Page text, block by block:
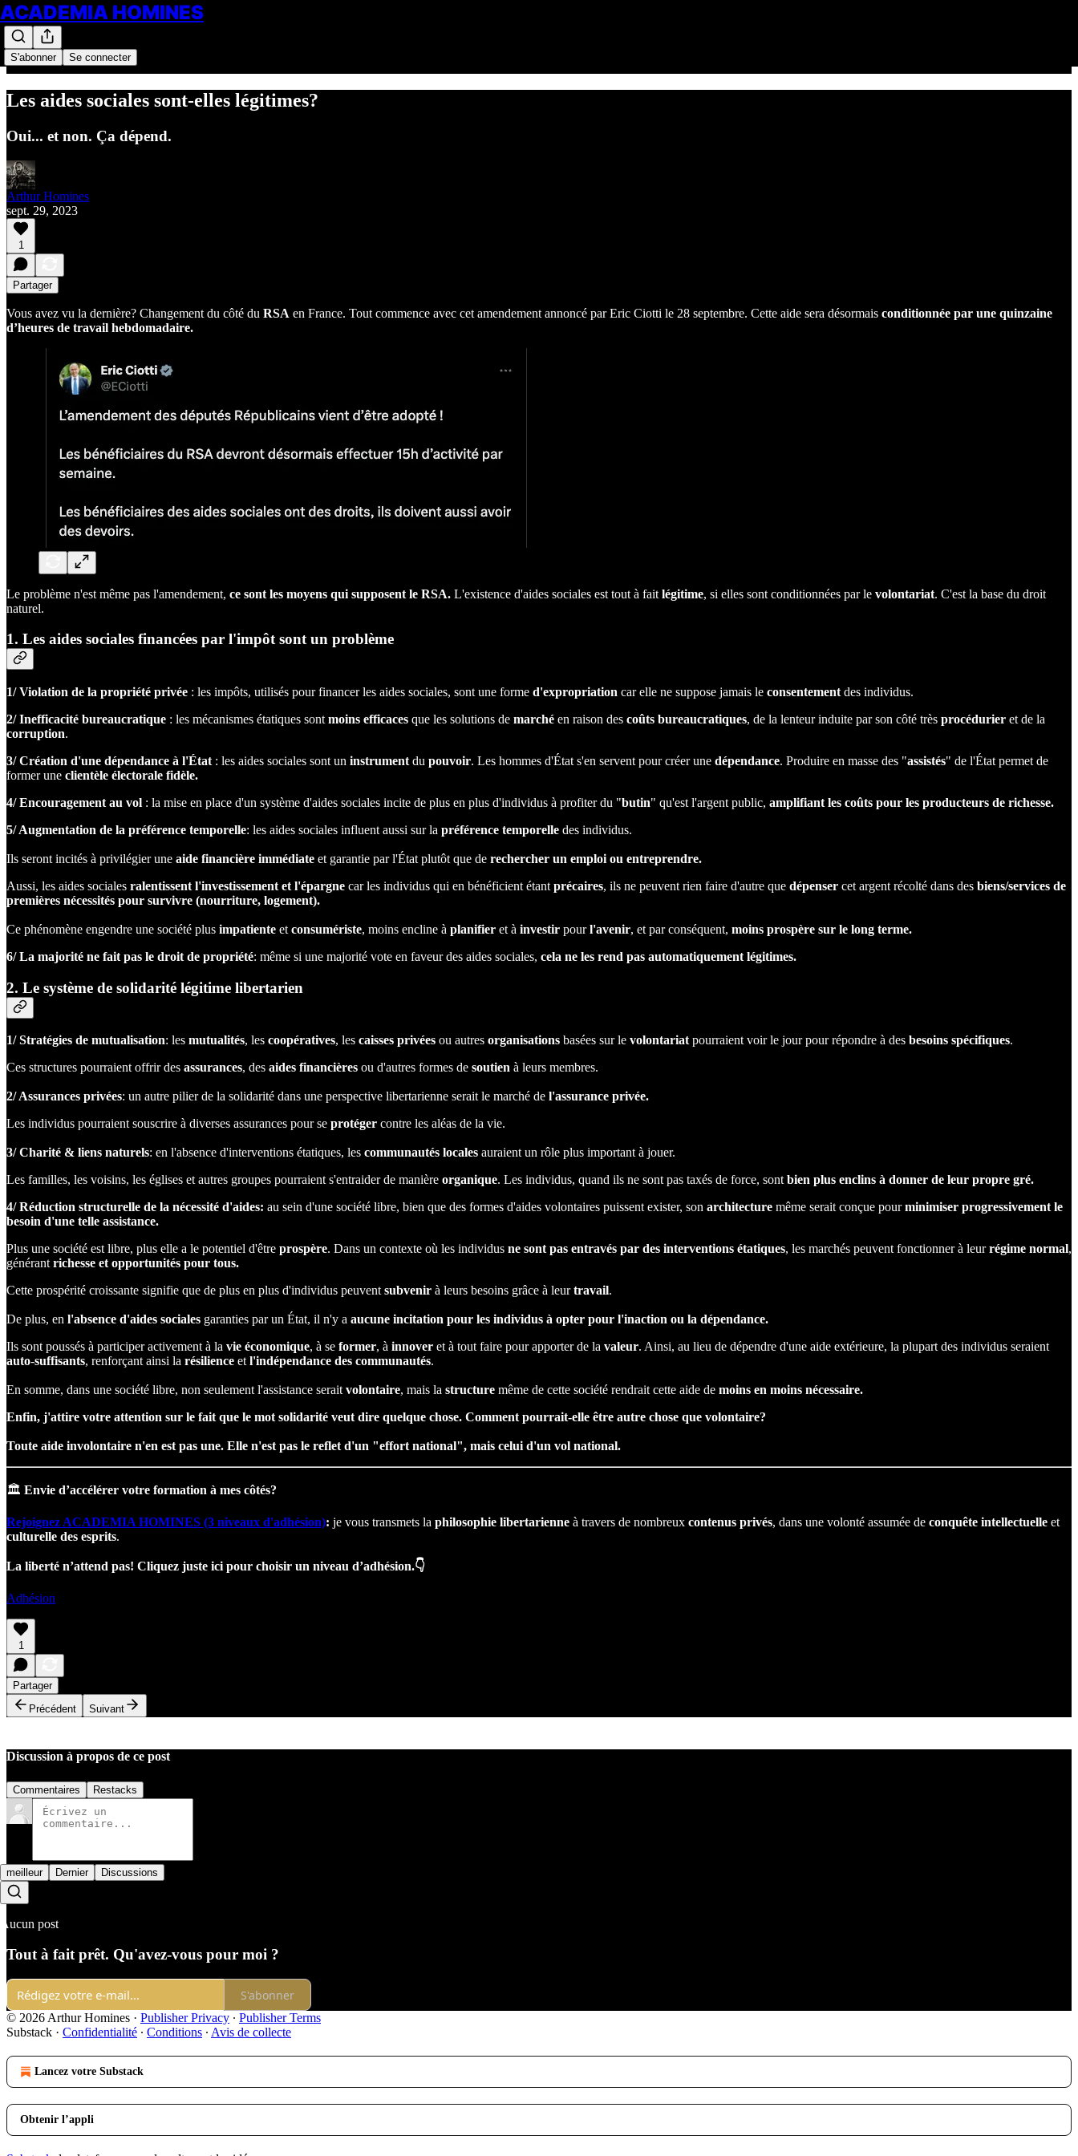
ACADEMIA HOMINES
S'abonner Se connecter
Les aides sociales sont-elles légitimes?
Oui... et non. Ça dépend.
Arthur Homines
sept. 29, 2023
1
Partager
Vous avez vu la dernière? Changement du côté du RSA en France. Tout commence avec cet amendement annoncé par Eric Ciotti le 28 septembre. Cette aide sera désormais conditionnée par une quinzaine
d’heures de travail hebdomadaire.
Le problème n'est même pas l'amendement, ce sont les moyens qui supposent le RSA. L'existence d'aides sociales est tout à fait légitime, si elles sont conditionnées par le volontariat. C'est la base du droit
naturel.
1. Les aides sociales financées par l'impôt sont un problème
1/ Violation de la propriété privée : les impôts, utilisés pour financer les aides sociales, sont une forme d'expropriation car elle ne suppose jamais le consentement des individus.
2/ Inefficacité bureaucratique : les mécanismes étatiques sont moins efficaces que les solutions de marché en raison des coûts bureaucratiques, de la lenteur induite par son côté très procédurier et de la
corruption.
3/ Création d'une dépendance à l'État : les aides sociales sont un instrument du pouvoir. Les hommes d'État s'en servent pour créer une dépendance. Produire en masse des "assistés" de l'État permet de
former une clientèle électorale fidèle.
4/ Encouragement au vol : la mise en place d'un système d'aides sociales incite de plus en plus d'individus à profiter du "butin" qu'est l'argent public, amplifiant les coûts pour les producteurs de richesse.
5/ Augmentation de la préférence temporelle: les aides sociales influent aussi sur la préférence temporelle des individus.
Ils seront incités à privilégier une aide financière immédiate et garantie par l'État plutôt que de rechercher un emploi ou entreprendre.
Aussi, les aides sociales ralentissent l'investissement et l'épargne car les individus qui en bénéficient étant précaires, ils ne peuvent rien faire d'autre que dépenser cet argent récolté dans des biens/services de
premières nécessités pour survivre (nourriture, logement).
Ce phénomène engendre une société plus impatiente et consumériste, moins encline à planifier et à investir pourl'avenir, et par conséquent, moins prospère sur le long terme.
6/ La majorité ne fait pas le droit de propriété: même si une majorité vote en faveur des aides sociales, cela ne les rend pas automatiquement légitimes.
2. Le système de solidarité légitime libertarien
1/ Stratégies de mutualisation: les mutualités, les coopératives, les caisses privées ou autres organisations basées sur le volontariatpourraient voir le jour pour répondre à des besoins spécifiques.
Ces structures pourraient offrir des assurances, des aides financières ou d'autres formes de soutien à leurs membres.
2/ Assurances privées: un autre pilier de la solidarité dans une perspective libertarienne serait le marché de l'assurance privée.
Les individus pourraient souscrire à diverses assurances pour se protéger contre les aléas de la vie.
3/ Charité & liens naturels: en l'absence d'interventions étatiques, les communautés locales auraient un rôle plus important à jouer.
Les familles, les voisins, les églises et autres groupes pourraient s'entraider de manière organique. Les individus, quand ils ne sont pas taxés de force, sontbien plus enclins à donner de leur propre gré.
4/ Réduction structurelle de la nécessité d'aides: au sein d'une société libre, bien que des formes d'aides volontaires puissent exister, son architecture même serait conçue pourminimiser progressivement le
besoin d'une telle assistance.
Plus une société est libre, plus elle a le potentiel d'être prospère. Dans un contexte où les individus ne sont pas entravés par des interventions étatiques, les marchés peuvent fonctionner à leurrégime normal,
générantrichesse et opportunités pour tous.
Cette prospérité croissante signifie que de plus en plus d'individus peuventsubvenir à leurs besoins grâce à leurtravail.
De plus, en l'absence d'aides sociales garanties par un État, il n'y a aucune incitation pour les individus à opter pour l'inaction ou la dépendance.
Ils sont poussés à participer activement à la vie économique, à se former, à innover et à tout faire pour apporter de la valeur. Ainsi, au lieu de dépendre d'une aide extérieure, la plupart des individus seraient
auto-suffisants, renforçant ainsi la résilience etl'indépendance des communautés.
En somme, dans une société libre, non seulement l'assistance seraitvolontaire, mais la structure même de cette société rendrait cette aide de moins en moins nécessaire.
Enfin, j'attire votre attention sur le fait que le mot solidarité veut dire quelque chose. Comment pourrait-elle être autre chose que volontaire?
Toute aide involontaire n'en est pas une. Elle n'est pas le reflet d'un "effort national", mais celui d'un vol national.
🏛 Envie d’accélérer votre formation à mes côtés?
Rejoignez ACADEMIA HOMINES (3 niveaux d'adhésion): je vous transmets la philosophie libertarienne à travers de nombreux contenus privés, dans une volonté assumée de conquête intellectuelle et
culturelle des esprits.
La liberté n’attend pas! Cliquez juste ici pour choisir un niveau d’adhésion.👇
Adhésion
1
Partager
Précédent
Suivant
Discussion à propos de ce post
Commentaires Restacks
meilleur Dernier Discussions
Aucun post
Tout à fait prêt. Qu'avez-vous pour moi ?
S'abonner
© 2026 Arthur Homines · Publisher Privacy ∙ Publisher Terms
Substack · Confidentialité ∙ Conditions ∙ Avis de collecte
Lancez votre Substack
Obtenir l’appli